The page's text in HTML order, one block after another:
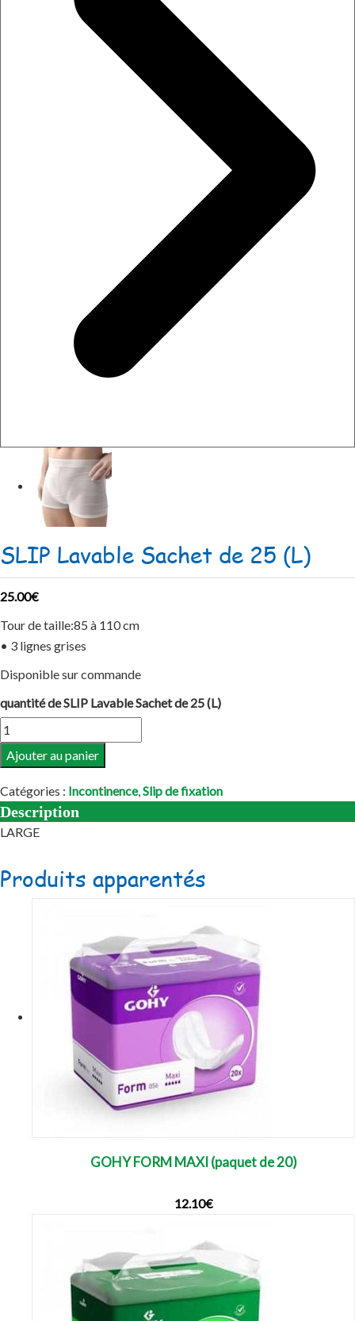
SLIP Lavable Sachet de 25 (L)
25.00€
Tour de taille:85 à 110 cm
• 3 lignes grises
Disponible sur commande
quantité de SLIP Lavable Sachet de 25 (L)
Ajouter au panier
Catégories : Incontinence,Slip de fixation
Description
LARGE
Produits apparentés
GOHY FORM MAXI (paquet de 20)
12.10€